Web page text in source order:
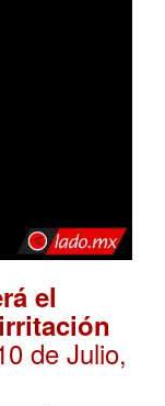
el
de Julio,